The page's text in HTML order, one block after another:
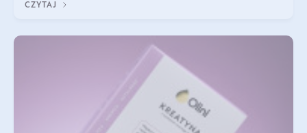
zawrotów głowy czy problemów z
CZYTAJ